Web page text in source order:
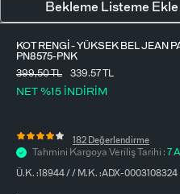
Ü.K. :18944/ / M.K. :ADX-0003108324
KOT RENGI - YÜKSEK BEL JEAN
PN8575-PNK
NET %15 İNDİRİM
399,50TL 339.57 TL
182 Değerlendirme
Tahmini Kargoya Veriliş Tarihi : 7
Bekleme Listeme Ekle